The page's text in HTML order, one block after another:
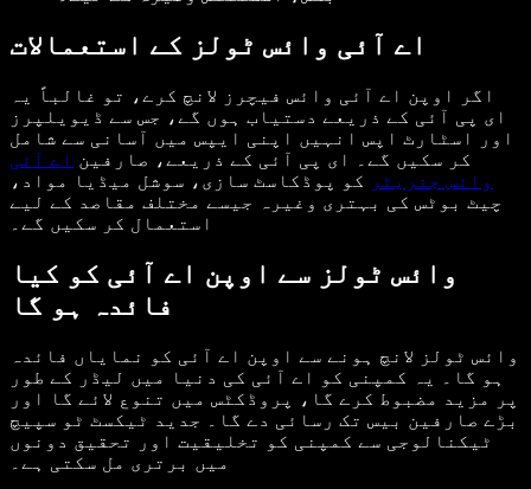
اے آئی وائس ٹولز کے استعمالات
اگر اوپن اے آئی وائس فیچرز لانچ کرے، تو غالباً یہ
ای پی آئی کے ذریعے دستیاب ہوں گے، جس سے ڈیویلپرز
اور اسٹارٹ اپس انہیں اپنی ایپس میں آسانی سے شامل
کر سکیں گے۔ ای پی آئی کے ذریعے، صارفین اے آئی
وائس جنریٹر
کو پوڈکاسٹ سازی، سوشل میڈیا مواد،
چیٹ بوٹس کی بہتری وغیرہ جیسے مختلف مقاصد کے لیے
استعمال کر سکیں گے۔
وائس ٹولز سے اوپن اے آئی کو کیا
فائدہ ہو گا
وائس ٹولز لانچ ہونے سے اوپن اے آئی کو نمایاں فائدہ
ہو گا۔ یہ کمپنی کو اے آئی کی دنیا میں لیڈر کے طور
پر مزید مضبوط کرے گا، پروڈکٹس میں تنوع لائے گا اور
بڑے صارفین بیس تک رسائی دے گا۔ جدید ٹیکسٹ ٹو سپیچ
ٹیکنالوجی سے کمپنی کو تخلیقیت اور تحقیق دونوں
میں برتری مل سکتی ہے۔